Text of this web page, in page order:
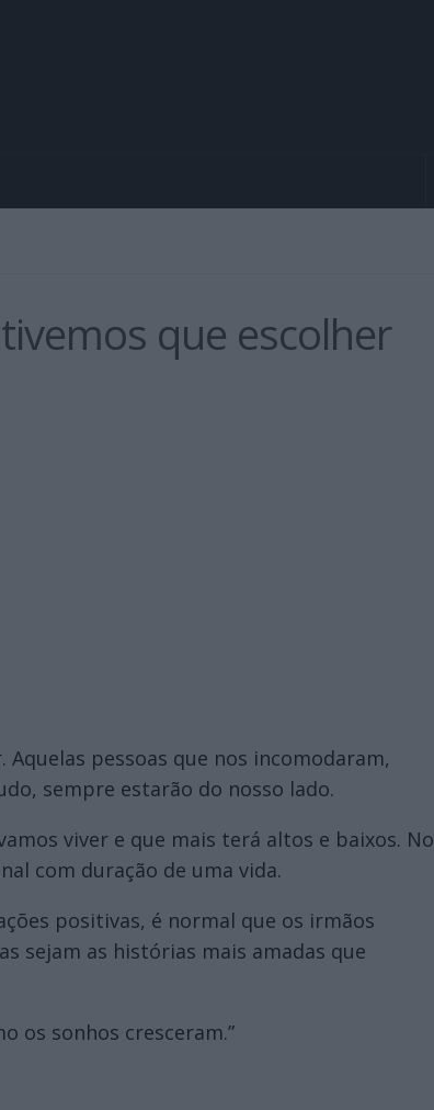
que escolher
pessoas que nos incomodaram,
sempre estarão do nosso lado.
viver e que mais terá altos e baixos. No
com duração de uma vida.
positivas, é normal que os irmãos
sejam as histórias mais amadas que
os sonhos cresceram.”